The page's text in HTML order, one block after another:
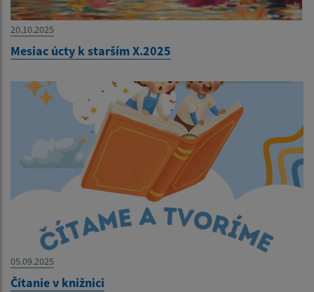
20.10.2025
Mesiac úcty k starším X.2025
05.09.2025
Čítanie v knižnici